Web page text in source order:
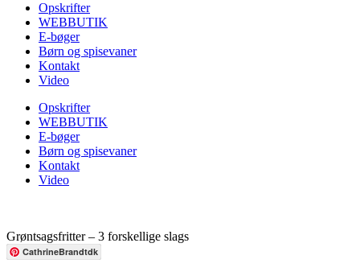
Opskrifter
WEBBUTIK
E-bøger
Børn og spisevaner
Kontakt
Video
Opskrifter
WEBBUTIK
E-bøger
Børn og spisevaner
Kontakt
Video
Grøntsagsfritter – 3 forskellige slags
CathrineBrandtdk